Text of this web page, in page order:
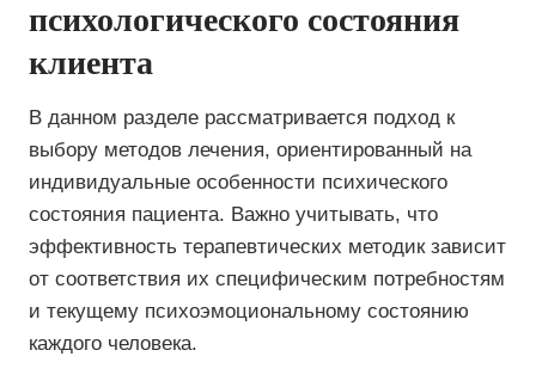
психологического состояния
клиента
В данном разделе рассматривается подход к
выбору методов лечения, ориентированный на
индивидуальные особенности психического
состояния пациента. Важно учитывать, что
эффективность терапевтических методик зависит
от соответствия их специфическим потребностям
и текущему психоэмоциональному состоянию
каждого человека.